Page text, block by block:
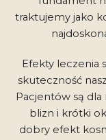
traktujemy jako
Efekty leczenia
skuteczność
Pacjentów są dla
blizn i krótki
dobry efekt